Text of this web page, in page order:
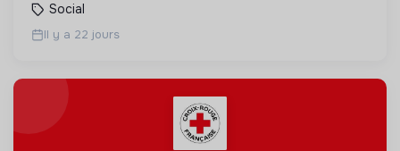
Social
Il y a 22 jours